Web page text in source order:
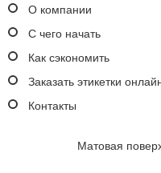
О компании
С чего начать
Как сэкономить
Заказать этикетки
Контакты
Матовая